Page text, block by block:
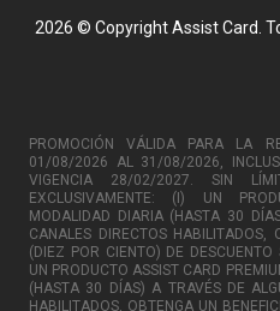
2026 © Copyright Assist Card.
PROMOCIÓN VÁLIDA PARA LA
01/08/2026 AL 31/08/2026,
VIGENCIA 28/02/2027. SIN
EXCLUSIVAMENTE: (I) UN
MODALIDAD DIARIA (HASTA 30
CANALES DIRECTOS HABILITADOS,
(DIEZ POR CIENTO) DE DESCUENTO
UN PRODUCTO ASSIST CARD
(HASTA 30 DÍAS) A TRAVÉS DE
HABILITADOS, OBTENGA UN